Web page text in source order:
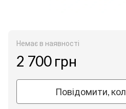
Немає в наявності
2 700 грн
Повідомити,